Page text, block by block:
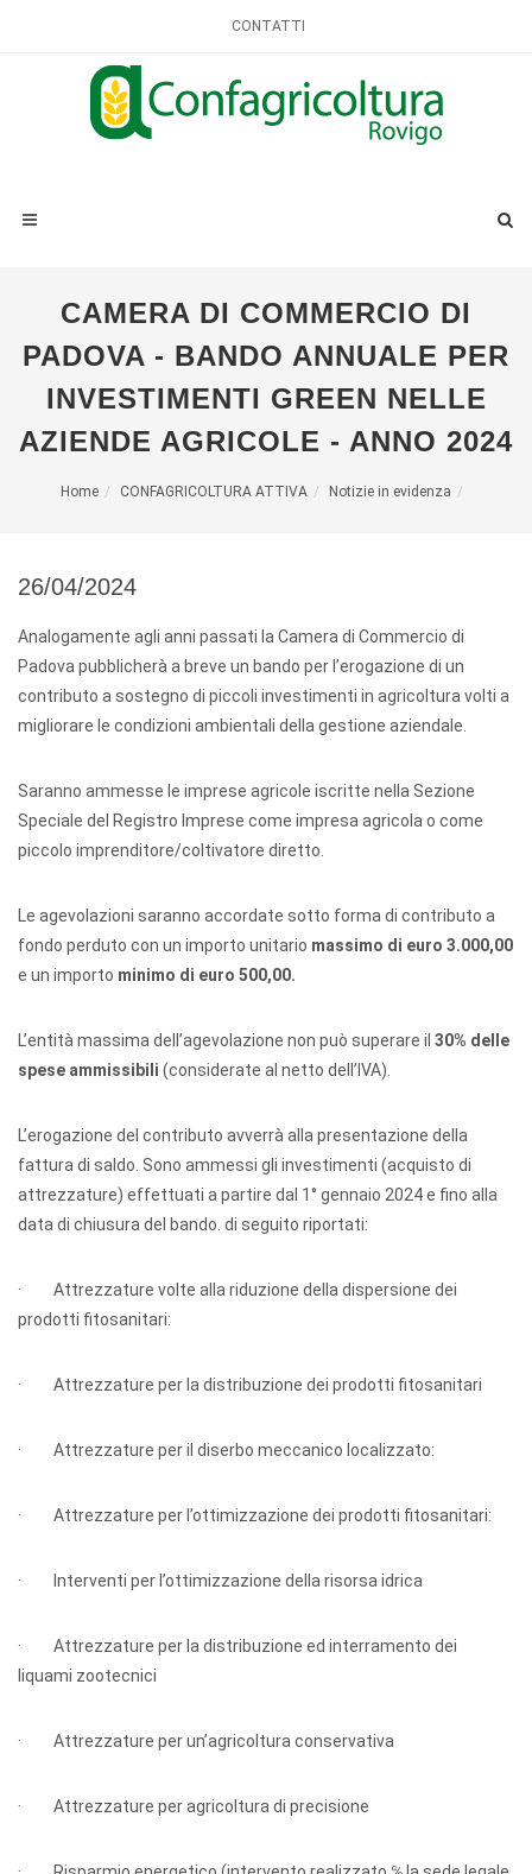
CONTATTI
CAMERA DI COMMERCIO DI
PADOVA - BANDO ANNUALE PER
INVESTIMENTI GREEN NELLE
AZIENDE AGRICOLE - ANNO 2024
Home CONFAGRICOLTURA ATTIVA Notizie in evidenza
26/04/2024
Analogamente agli anni passati la Camera di Commercio di
Padova pubblicherà a breve un bando per l’erogazione di un
contributo a sostegno di piccoli investimenti in agricoltura volti a
migliorare le condizioni ambientali della gestione aziendale.
Saranno ammesse le imprese agricole iscritte nella Sezione
Speciale del Registro Imprese come impresa agricola o come
piccolo imprenditore/coltivatore diretto.
Le agevolazioni saranno accordate sotto forma di contributo a
fondo perduto con un importo unitario massimo di euro 3.000,00
e un importo minimo di euro 500,00.
L’entità massima dell’agevolazione non può superare il 30% delle
spese ammissibili (considerate al netto dell’IVA).
L’erogazione del contributo avverrà alla presentazione della
fattura di saldo. Sono ammessi gli investimenti (acquisto di
attrezzature) effettuati a partire dal 1° gennaio 2024 e fino alla
data di chiusura del bando. di seguito riportati:
· Attrezzature volte alla riduzione della dispersione dei
prodotti fitosanitari:
· Attrezzature per la distribuzione dei prodotti fitosanitari
· Attrezzature per il diserbo meccanico localizzato:
· Attrezzature per l’ottimizzazione dei prodotti fitosanitari:
· Interventi per l’ottimizzazione della risorsa idrica
· Attrezzature per la distribuzione ed interramento dei
liquami zootecnici
· Attrezzature per un’agricoltura conservativa
· Attrezzature per agricoltura di precisione